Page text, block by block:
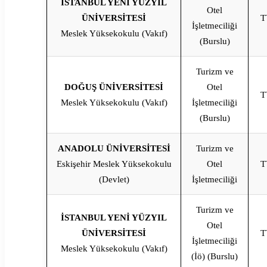
İSTANBUL YENİ YÜZYIL
ÜNİVERSİTESİ
Meslek Yüksekokulu (Vakıf)
Otel
İşletmeciliği
(Burslu)
DOĞUŞ ÜNİVERSİTESİ
Meslek Yüksekokulu (Vakıf)
Turizm ve
Otel
İşletmeciliği
(Burslu)
ANADOLU ÜNİVERSİTESİ
Eskişehir Meslek Yüksekokulu
(Devlet)
Turizm ve
Otel
İşletmeciliği
İSTANBUL YENİ YÜZYIL
ÜNİVERSİTESİ
Meslek Yüksekokulu (Vakıf)
Turizm ve
Otel
İşletmeciliği
(İö) (Burslu)